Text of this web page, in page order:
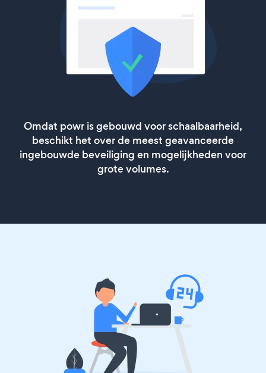
Omdat powr is gebouwd voor schaalbaarheid,
beschikt het over de meest geavanceerde
ingebouwde beveiliging en mogelijkheden voor
grote volumes.